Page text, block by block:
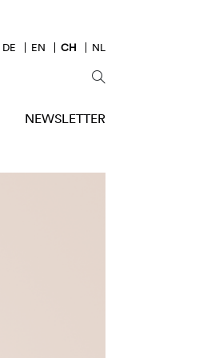
DE EN CH NL
NEWSLETTER